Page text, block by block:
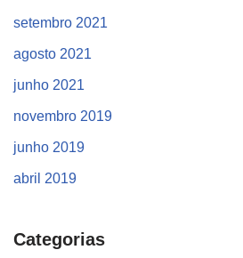
setembro 2021
agosto 2021
junho 2021
novembro 2019
junho 2019
abril 2019
Categorias